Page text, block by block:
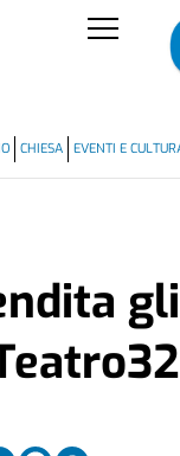
CHIESA EVENTI E